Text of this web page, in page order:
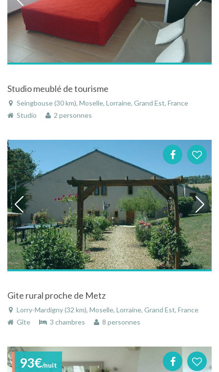
Studio meublé de tourisme
Seingbouse (30 km), Moselle, Lorraine, Grand Est, France
Studio
2 personnes
Gite rural proche de Metz
Lorry-Mardigny (32 km), Moselle, Lorraine, Grand Est, France
Gîte
3 chambres 8 personnes
93€/nuit